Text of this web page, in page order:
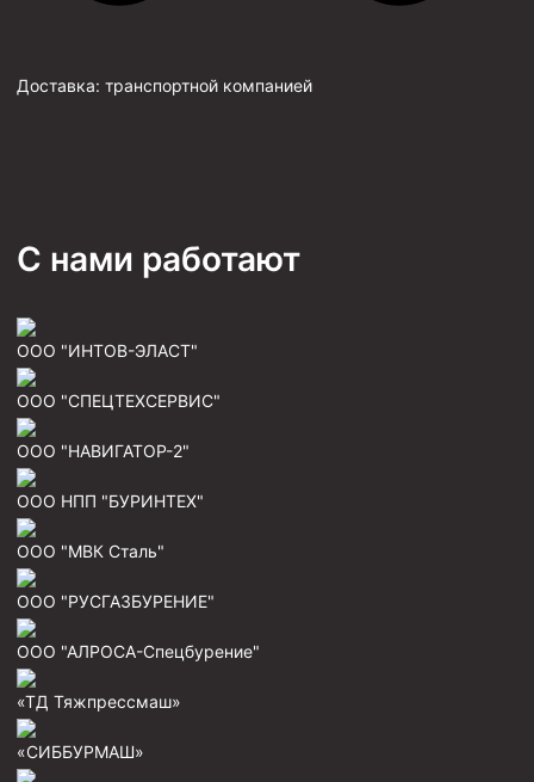
Доставка: транспортной компанией
С нами работают
ООО "ИНТОВ-ЭЛАСТ"
ООО "СПЕЦТЕХСЕРВИС"
ООО "НАВИГАТОР-2"
ООО НПП "БУРИНТЕХ"
ООО "МВК Сталь"
ООО "РУСГАЗБУРЕНИЕ"
ООО "АЛРОСА-Спецбурение"
«ТД Тяжпрессмаш»
«СИББУРМАШ»